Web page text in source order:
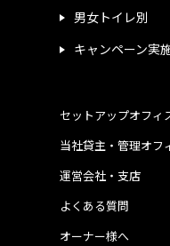
男女トイレ別
キャンペーン実
運営会社・支店
よくある質問
当社貸主・管理オフ
オーナー様へ
セットアップオフィ